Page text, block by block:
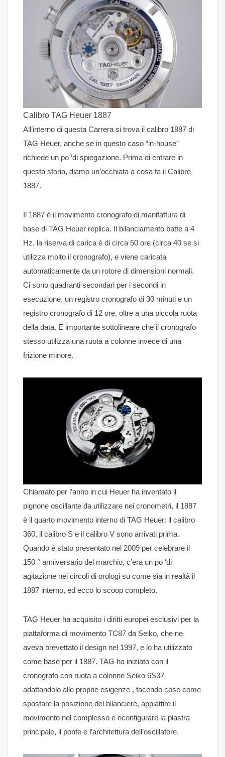
Calibro TAG Heuer 1887
All’interno di questa Carrera si trova il calibro 1887 di
TAG Heuer, anche se in questo caso “in-house”
richiede un po ‘di spiegazione. Prima di entrare in
questa storia, diamo un’occhiata a cosa fa il Calibre
1887.
Il 1887 è il movimento cronografo di manifattura di
base di TAG Heuer replica. Il bilanciamento batte a 4
Hz, la riserva di carica è di circa 50 ore (circa 40 se si
utilizza molto il cronografo), e viene caricata
automaticamente da un rotore di dimensioni normali.
Ci sono quadranti secondari per i secondi in
esecuzione, un registro cronografo di 30 minuti e un
registro cronografo di 12 ore, oltre a una piccola ruota
della data. È importante sottolineare che il cronografo
stesso utilizza una ruota a colonne invece di una
frizione minore.
Chiamato per l’anno in cui Heuer ha inventato il
pignone oscillante da utilizzare nei cronometri, il 1887
è il quarto movimento interno di TAG Heuer: il calibro
360, il calibro S e il calibro V sono arrivati prima.
Quando è stato presentato nel 2009 per celebrare il
150 ° anniversario del marchio, c’era un po ‘di
agitazione nei circoli di orologi su come sia in realtà il
1887 interno, ed ecco lo scoop completo.
TAG Heuer ha acquisito i diritti europei esclusivi per la
piattaforma di movimento TC87 da Seiko, che ne
aveva brevettato il design nel 1997, e lo ha utilizzato
come base per il 1887. TAG ha iniziato con il
cronografo con ruota a colonne Seiko 6S37
adattandolo alle proprie esigenze , facendo cose come
spostare la posizione del bilanciere, appiattire il
movimento nel complesso e riconfigurare la piastra
principale, il ponte e l’architettura dell’oscillatore.